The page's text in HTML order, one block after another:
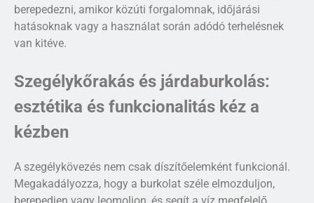
berepedezni, amikor közúti forgalomnak, időjárási
hatásoknak vagy a használat során adódó terhelésnek
van kitéve.
Szegélykőrakás és járdaburkolás:
esztétika és funkcionalitás kéz a
kézben
A szegélykövezés nem csak díszítőelemként funkcionál.
Megakadályozza, hogy a burkolat széle elmozduljon,